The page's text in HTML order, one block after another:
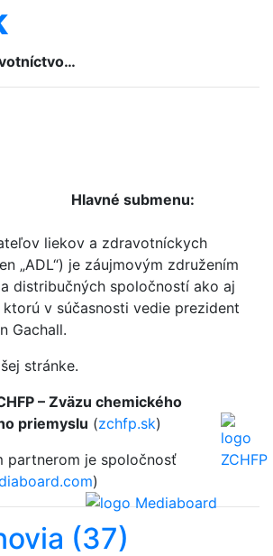
Hlavné submenu:
liekov a zdravotníckych
„ADL“) je záujmovým združením
distribučných spoločností ako aj
v súčasnosti vedie prezident
Gachall.
stránke.
– Zväzu chemického
priemyslu (zchfp.sk)
partnerom je spoločnosť
)
(37)